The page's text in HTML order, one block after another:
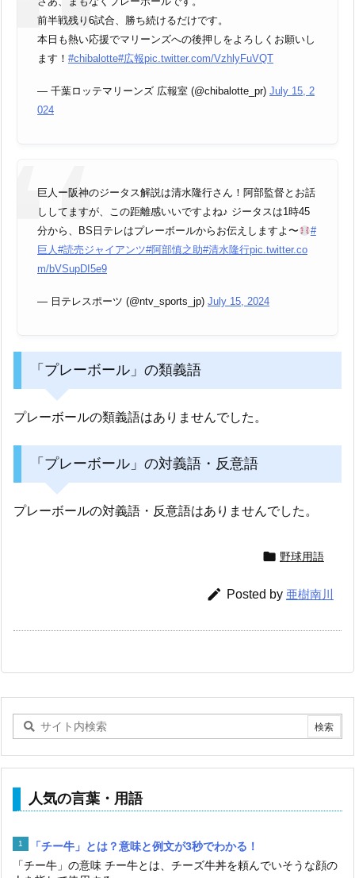
前半戦残り6試合、勝ち続けるだけです。
本日も熱い応援でマリーンズへの後押しをよろしくお願いし
ます！ #chibalotte#広報pic.twitter.com/VzhlyFuVQT
— 千葉ロッテマリーンズ 広報室 (@chibalotte_pr) July 15, 2
024
巨人ー阪神のジータス解説は清水隆行さん！阿部監督とお話
ししてますが、この距離感いいですよね♪ ジータスは1時45
分から、BS日テレはプレーボールからお伝えしますよ〜
#
巨人#読売ジャイアンツ#阿部慎之助#清水隆行pic.twitter.co
m/bVSupDI5e9
— 日テレスポーツ (@ntv_sports_jp) July 15, 2024
「プレーボール」の類義語
プレーボールの類義語はありませんでした。
「プレーボール」の対義語・反意語
プレーボールの対義語・反意語はありませんでした。
 野球用語
 Posted by 亜樹南川
人気の言葉・用語
「チー牛」とは？意味と例文が3秒でわかる！
「チー牛」の意味 チー牛とは、チーズ牛丼を頼んでいそうな顔の